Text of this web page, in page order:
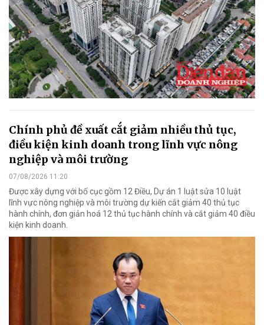
Chính phủ đề xuất cắt giảm nhiều thủ tục,
điều kiện kinh doanh trong lĩnh vực nông
nghiệp và môi trường
07/08/2026 11:20
Được xây dựng với bố cục gồm 12 Điều, Dự án 1 luật sửa 10 luật
lĩnh vực nông nghiệp và môi trường dự kiến cắt giảm 40 thủ tục
hành chính, đơn giản hoá 12 thủ tục hành chính và cắt giảm 40 điều
kiện kinh doanh.